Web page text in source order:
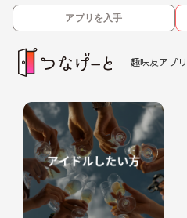
アプリを入手
趣味友アプリ